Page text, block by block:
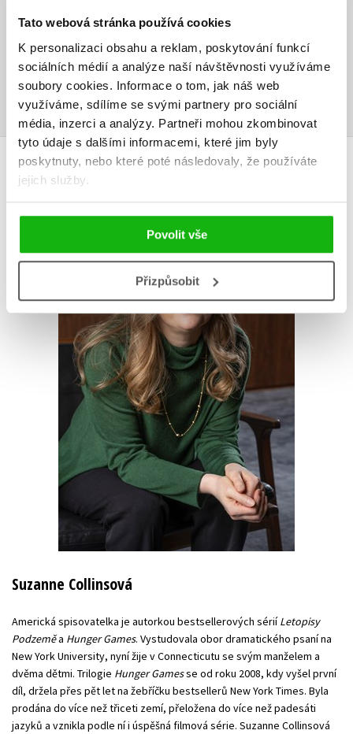
Tato webová stránka používá cookies
K personalizaci obsahu a reklam, poskytování funkcí
sociálních médií a analýze naší návštěvnosti využíváme
soubory cookies. Informace o tom, jak náš web
využíváme, sdílíme se svými partnery pro sociální
média, inzerci a analýzy. Partneři mohou zkombinovat
tyto údaje s dalšími informacemi, které jim byly
poskytnuty, nebo které poté následovaly, že používáte
jejich služby.
Povolit vše
Přizpůsobit
Vaše hodnocení
Uživatelskou recenzi mohou vkládat pouze registrovaní uživatelé
Přihlásit
AUTOR KNIHY
Suzanne Collinsová
Americká spisovatelka je autorkou bestsellerových sériíLetopisy
Podzeměa Hunger Games. Vystudovala obor dramatického psaní na
New York University, nyní žije v Connecticutu se svým manželem a
dvěma dětmi. Trilogie Hunger Gamesse od roku 2008, kdy vyšel první
díl, držela přes pět let na žebříčku bestsellerů New York Times. Byla
prodána do více než třiceti zemí, přeložena do více než padesáti
jazyků a vznikla podle ní i úspěšná filmová série. Suzanne Collinsová